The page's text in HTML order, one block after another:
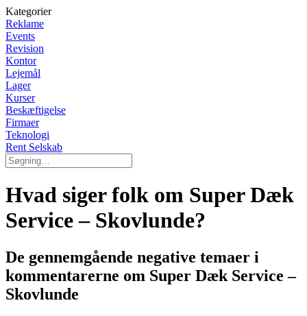
Kategorier
Reklame
Events
Revision
Kontor
Lejemål
Lager
Kurser
Beskæftigelse
Firmaer
Teknologi
Rent Selskab
Hvad siger folk om Super Dæk
Service – Skovlunde?
De gennemgående negative temaer i
kommentarerne om Super Dæk Service –
Skovlunde